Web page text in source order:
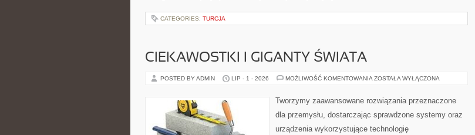
CATEGORIES: TURCJA
CIEKAWOSTKI I GIGANTY ŚWIATA
POSTED BY ADMIN LIP - 1 - 2026 MOŻLIWOŚĆ KOMENTOWANIA CIEKAWOSTKI
ŚWIATA
ZOSTAŁA WYŁĄCZONA
Tworzymy zaawansowane rozwiązania przeznaczone
dla przemysłu, dostarczając sprawdzone systemy oraz
urządzenia wykorzystujące technologię